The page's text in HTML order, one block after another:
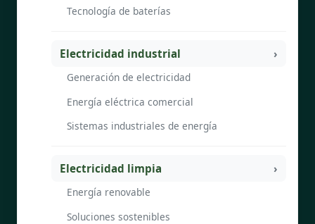
Tecnología de baterías
Electricidad industrial
Generación de electricidad
Energía eléctrica comercial
Sistemas industriales de energía
Electricidad limpia
Energía renovable
Soluciones sostenibles